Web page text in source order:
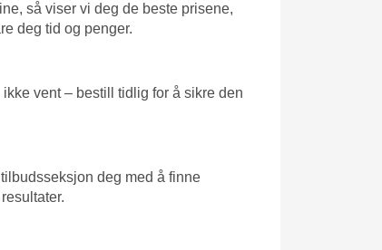
så viser vi deg de beste prisene,
deg tid og penger.
vent – bestill tidlig for å sikre den
deg med å finne